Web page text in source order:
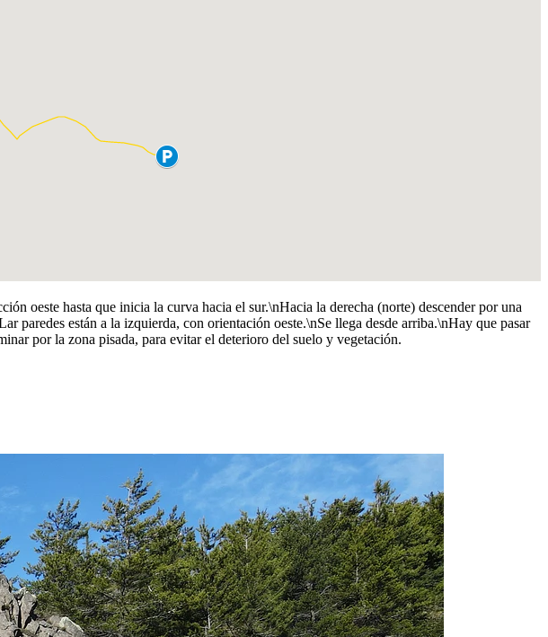
oeste hasta que inicia la curva hacia el sur.\nHacia la derecha (norte) descender por una
están a la izquierda, con orientación oeste.\nSe llega desde arriba.\nHay que pasar
por la zona pisada, para evitar el deterioro del suelo y vegetación.